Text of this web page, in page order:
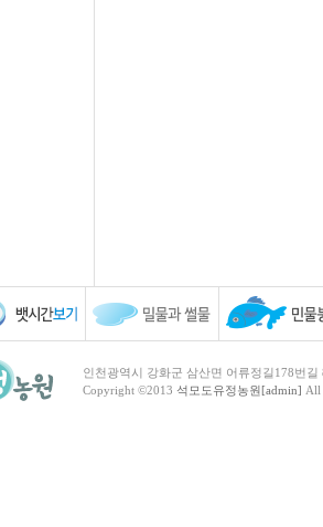
인천광역시 강화군 삼산면 어류정길178번
Copyright ©2013 석모도유정농원[admin] All